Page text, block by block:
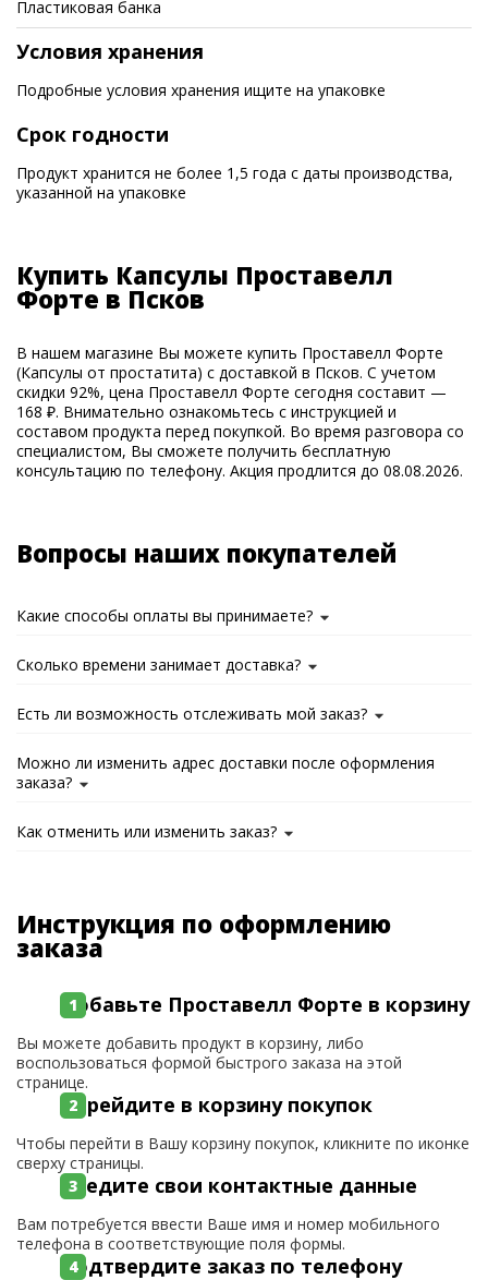
Пластиковая банка
Условия хранения
Подробные условия хранения ищите на упаковке
Срок годности
Продукт хранится не более 1,5 года с даты производства,
указанной на упаковке
Купить Капсулы Проставелл
Форте в Псков
В нашем магазине Вы можете купить Проставелл Форте
(Капсулы от простатита) с доставкой в Псков. С учетом
скидки 92%, цена Проставелл Форте сегодня составит —
168 ₽. Внимательно ознакомьтесь с инструкцией и
составом продукта перед покупкой. Во время разговора со
специалистом, Вы сможете получить бесплатную
консультацию по телефону. Акция продлится до 08.08.2026.
Вопросы наших покупателей
Какие способы оплаты вы принимаете?
Сколько времени занимает доставка?
Есть ли возможность отслеживать мой заказ?
Можно ли изменить адрес доставки после оформления
заказа?
Как отменить или изменить заказ?
Инструкция по оформлению
заказа
Добавьте Проставелл Форте в корзину
Вы можете добавить продукт в корзину, либо
воспользоваться формой быстрого заказа на этой
странице.
Перейдите в корзину покупок
Чтобы перейти в Вашу корзину покупок, кликните по иконке
сверху страницы.
Введите свои контактные данные
Вам потребуется ввести Ваше имя и номер мобильного
телефона в соответствующие поля формы.
Подтвердите заказ по телефону